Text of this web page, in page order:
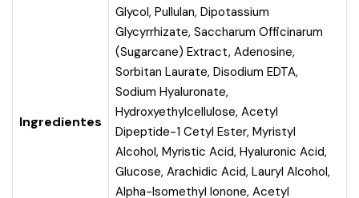
Ingredientes
Glycol, Pullulan, Dipotassium
Glycyrrhizate, Saccharum Officinarum
(Sugarcane) Extract, Adenosine,
Sorbitan Laurate, Disodium EDTA,
Sodium Hyaluronate,
Hydroxyethylcellulose, Acetyl
Dipeptide-1 Cetyl Ester, Myristyl
Alcohol, Myristic Acid, Hyaluronic Acid,
Glucose, Arachidic Acid, Lauryl Alcohol,
Alpha-Isomethyl Ionone, Acetyl